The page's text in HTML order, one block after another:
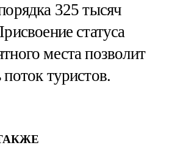
325 тысяч
статуса
места позволит
туристов.